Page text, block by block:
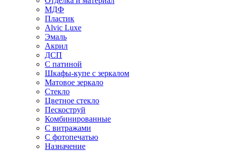
МДФ
Пластик
Alvic Luxe
Эмаль
Акрил
ДСП
С патиной
Шкафы-купе с зеркалом
Матовое зеркало
Стекло
Цветное стекло
Пескоструй
Комбинированные
С витражами
С фотопечатью
Назначение